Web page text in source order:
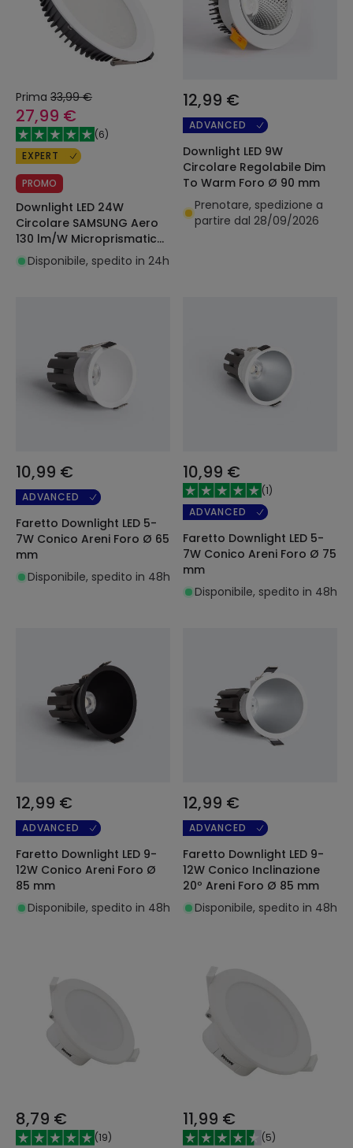
Prima 33,99 €
27,99 €
(6)
EXPERT
PROMO
Downlight LED 24W
Circolare SAMSUNG Aero
130 lm/W Microprismatico
4000K LIFUD Foro Ø 200
Disponibile, spedito in 24h
12,99 €
ADVANCED
Downlight LED 9W
Circolare Regolabile Dim
To Warm Foro Ø 90 mm
Prenotare, spedizione a
partire dal 28/09/2026
10,99 €
ADVANCED
Faretto Downlight LED 5-
7W Conico Areni Foro Ø 65
mm
Disponibile, spedito in 48h
10,99 €
(1)
ADVANCED
Faretto Downlight LED 5-
7W Conico Areni Foro Ø 75
mm
Disponibile, spedito in 48h
12,99 €
ADVANCED
Faretto Downlight LED 9-
12W Conico Areni Foro Ø
85 mm
Disponibile, spedito in 48h
12,99 €
ADVANCED
Faretto Downlight LED 9-
12W Conico Inclinazione
20º Areni Foro Ø 85 mm
Disponibile, spedito in 48h
8,79 €
(19)
11,99 €
(5)